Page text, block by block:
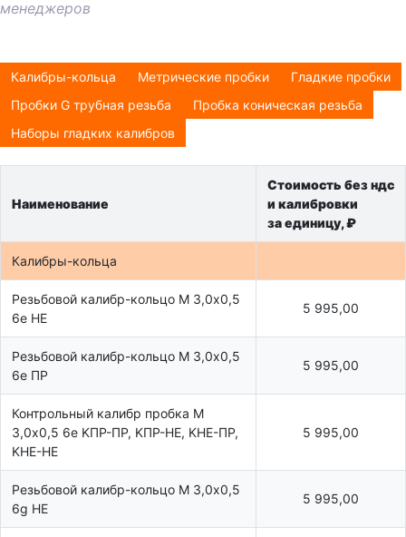
менеджеров
Калибры-кольца Метрические пробки
Гладкие пробки
Пробки G трубная резьба
Пробка коническая резьба
Наборы гладких калибров
Наименование
Стоимость без ндс
и калибровки
за единицу, ₽
Калибры-кольца
Резьбовой калибр-кольцо М 3,0х0,5
6e НЕ
5 995,00
Резьбовой калибр-кольцо М 3,0х0,5
6e ПР
5 995,00
Контрольный калибр пробка М
3,0х0,5 6e KПР-ПР, KПР-HE, KHE-ПР,
KHE-HE
5 995,00
Резьбовой калибр-кольцо М 3,0х0,5
6g НЕ
5 995,00